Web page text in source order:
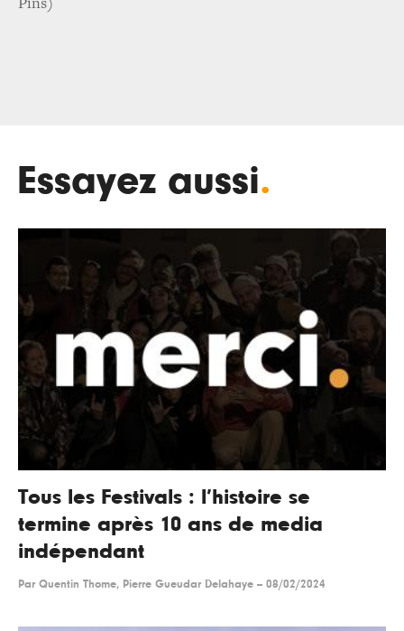
Pins)
Essayez aussi.
Tous les Festivals : l’histoire se
termine après 10 ans de media
indépendant
Par Quentin Thome, Pierre Gueudar Delahaye -- 08/02/2024